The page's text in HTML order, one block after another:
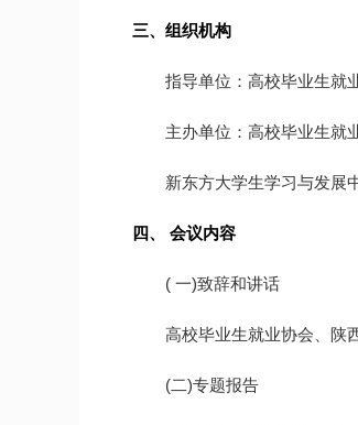
三、组织机构
指导单位：高校毕业生就
主办单位：高校毕业生就
新东方大学生学习与发展
四、 会议内容
( 一)致辞和讲话
高校毕业生就业协会、陕
(二)专题报告